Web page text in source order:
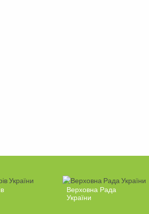
Верховна Рада
України